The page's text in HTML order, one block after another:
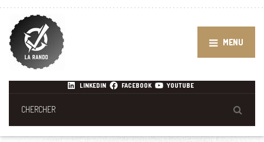
MENU
LINKEDIN FACEBOOK YOUTUBE